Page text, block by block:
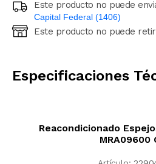
Este producto no puede
Capital Federal (1406)
Ingresá código postal (sólo
Este producto no puede
Especificaciones
Reacondicionado
MRA09600